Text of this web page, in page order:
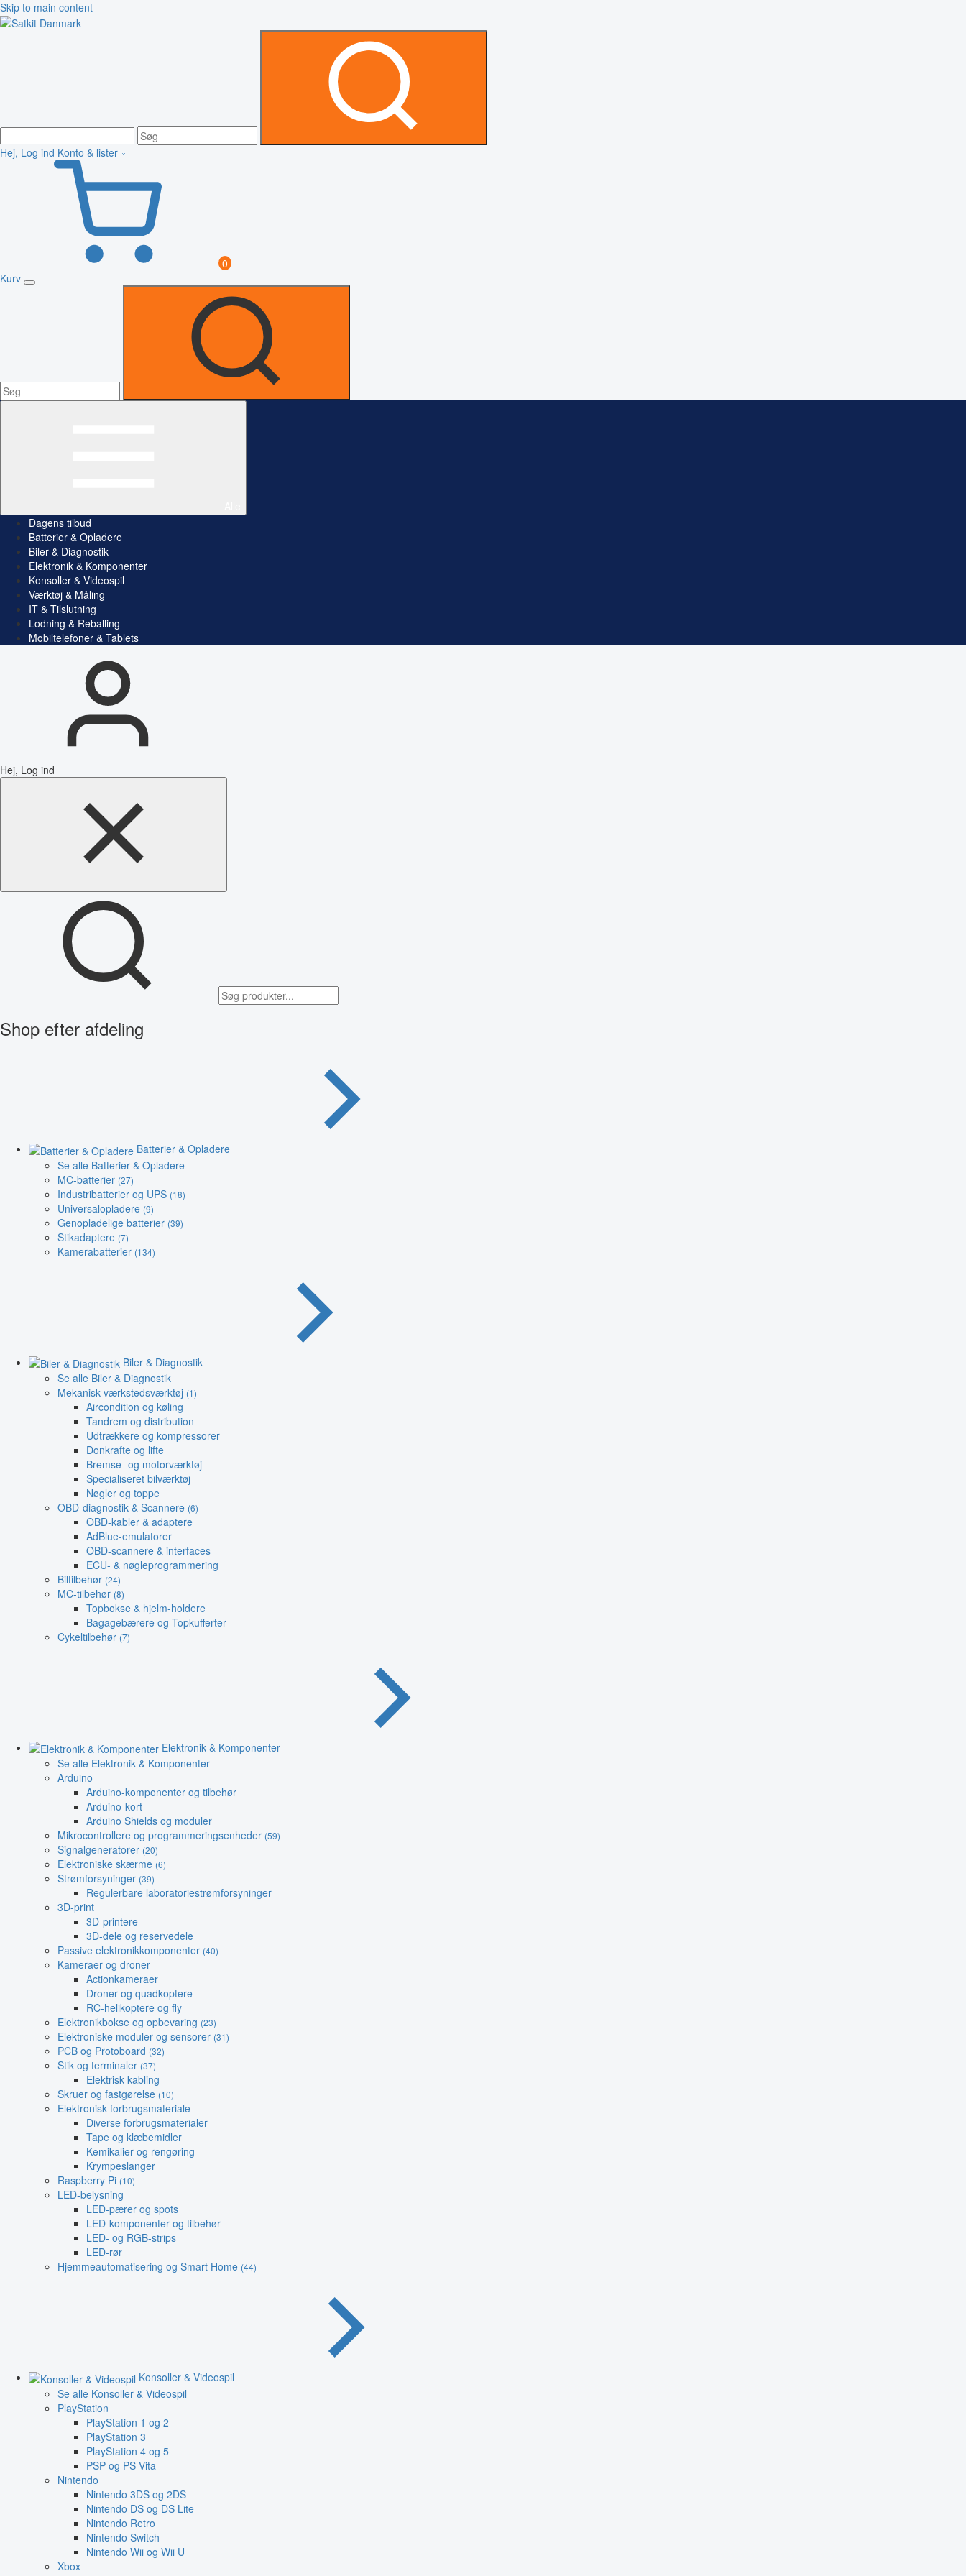
Skip to main content
Hej, Log ind Konto & lister
0
Kurv
Dagens tilbud
Batterier & Opladere
Biler & Diagnostik
Elektronik & Komponenter
Konsoller & Videospil
Værktøj & Måling
IT & Tilslutning
Lodning & Reballing
Mobiltelefoner & Tablets
Hej, Log ind
Shop efter afdeling
Batterier & Opladere
Se alle Batterier & Opladere
MC-batterier (27)
Industribatterier og UPS (18)
Universalopladere (9)
Genopladelige batterier (39)
Stikadaptere (7)
Kamerabatterier (134)
Biler & Diagnostik
Se alle Biler & Diagnostik
Mekanisk værkstedsværktøj (1)
Aircondition og køling
Tandrem og distribution
Udtrækkere og kompressorer
Donkrafte og lifte
Bremse- og motorværktøj
Specialiseret bilværktøj
Nøgler og toppe
OBD-diagnostik & Scannere (6)
OBD-kabler & adaptere
AdBlue-emulatorer
OBD-scannere & interfaces
ECU- & nøgleprogrammering
Biltilbehør (24)
MC-tilbehør (8)
Topbokse & hjelm-holdere
Bagagebærere og Topkufferter
Cykeltilbehør (7)
Elektronik & Komponenter
Se alle Elektronik & Komponenter
Arduino
Arduino-komponenter og tilbehør
Arduino-kort
Arduino Shields og moduler
Mikrocontrollere og programmeringsenheder (59)
Signalgeneratorer (20)
Elektroniske skærme (6)
Strømforsyninger (39)
Regulerbare laboratoriestrømforsyninger
3D-print
3D-printere
3D-dele og reservedele
Passive elektronikkomponenter (40)
Kameraer og droner
Actionkameraer
Droner og quadkoptere
RC-helikoptere og fly
Elektronikbokse og opbevaring (23)
Elektroniske moduler og sensorer (31)
PCB og Protoboard (32)
Stik og terminaler (37)
Elektrisk kabling
Skruer og fastgørelse (10)
Elektronisk forbrugsmateriale
Diverse forbrugsmaterialer
Tape og klæbemidler
Kemikalier og rengøring
Krympeslanger
Raspberry Pi (10)
LED-belysning
LED-pærer og spots
LED-komponenter og tilbehør
LED- og RGB-strips
LED-rør
Hjemmeautomatisering og Smart Home (44)
Konsoller & Videospil
Se alle Konsoller & Videospil
PlayStation
PlayStation 1 og 2
PlayStation 3
PlayStation 4 og 5
PSP og PS Vita
Nintendo
Nintendo 3DS og 2DS
Nintendo DS og DS Lite
Nintendo Retro
Nintendo Switch
Nintendo Wii og Wii U
Xbox